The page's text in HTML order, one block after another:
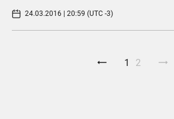
24.03.2016 | 20:59 (UTC -3)
1 2